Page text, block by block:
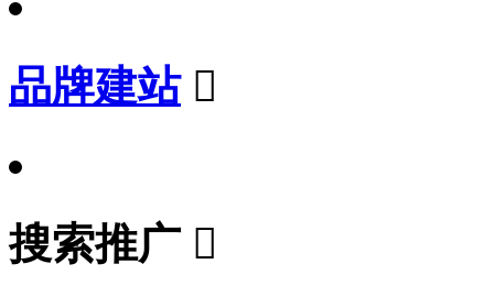
品牌建站
搜索推广